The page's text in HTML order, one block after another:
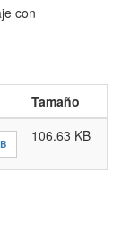
con
Tamaño
106.63 KB